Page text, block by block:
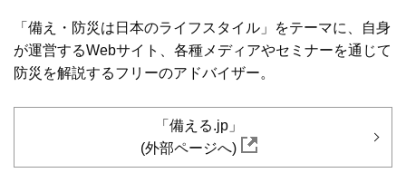
「備え・防災は日本のライフスタイル」をテーマに、自身
が運営するWebサイト、各種メディアやセミナーを通じて
防災を解説するフリーのアドバイザー。
「備える.jp」
(外部ページへ)